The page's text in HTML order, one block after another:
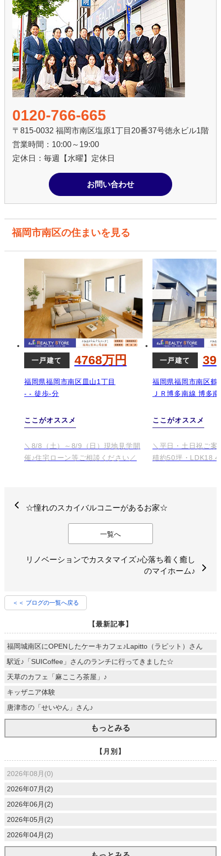
0120-766-665
〒815-0032 福岡市南区塩原1丁目20番37号徳永ビル1階
営業時間：10:00～19:00
定休日：毎週【水曜】定休日
お問い合わせ
福岡市南区の住まいを見る
☆憧れのスカイバルコニーがあるお家☆
一覧へ
リノベーションでカスタマイズ♪心落ち着く癒し
のマイホーム♪
＜＜ ブログの一覧へ戻る
【最新記事】
福岡城南区にOPENしたケーキカフェ♪Lapitto（ラピット）さん
駅近♪「SUICoffee」さんのランチに行ってきました☆
天草のカフェ「麻こころ茶屋」♪
キッザニア体験
唐津市の「せいやん」さん♪
もっとみる
【月別】
2026年08月(0)
2026年07月(2)
2026年06月(2)
2026年05月(2)
2026年04月(2)